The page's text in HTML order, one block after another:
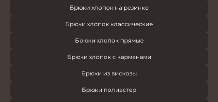
Брюки хлопок на резинке
Брюки хлопок классические
Брюки хлопок прямые
Брюки хлопок с карманами
Брюки из вискозы
Брюки полиэстер